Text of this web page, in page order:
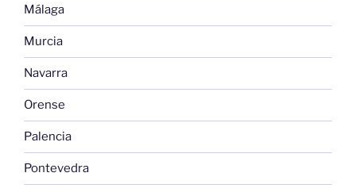
Málaga
Murcia
Navarra
Orense
Palencia
Pontevedra